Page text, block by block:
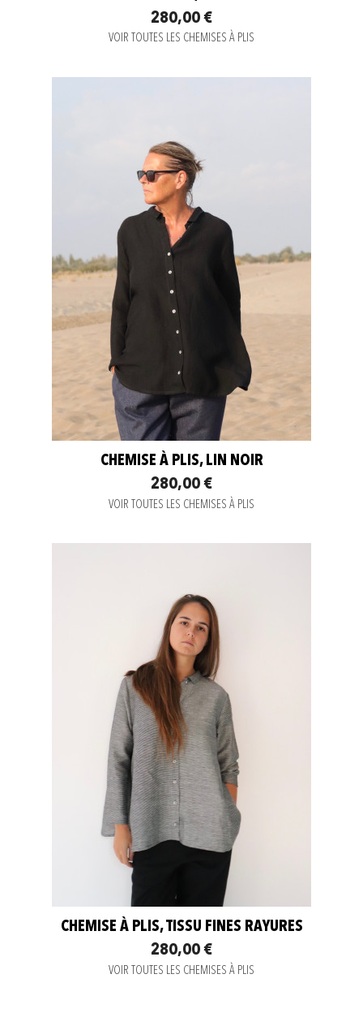
280,00 €
VOIR TOUTES LES CHEMISES À PLIS
CHEMISE À PLIS, LIN NOIR
280,00 €
VOIR TOUTES LES CHEMISES À PLIS
CHEMISE À PLIS, TISSU FINES RAYURES
280,00 €
VOIR TOUTES LES CHEMISES À PLIS